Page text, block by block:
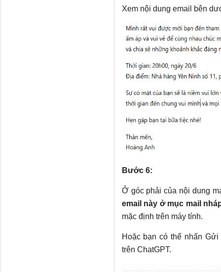
Xem nội dung email bên
Bước 6:
Ở góc phải của nội dung
email này ở mục mail
mặc định trên máy tính.
Hoặc bạn có thể nhấn
trên ChatGPT.